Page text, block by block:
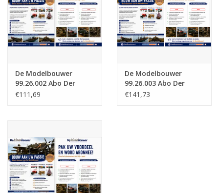
De Modelbouwer
99.26.002 Abo Der
Modellbauer(Belgien)
€111,69
De Modelbouwer
99.26.003 Abo Der
Modellbauer(Europa)
€141,73